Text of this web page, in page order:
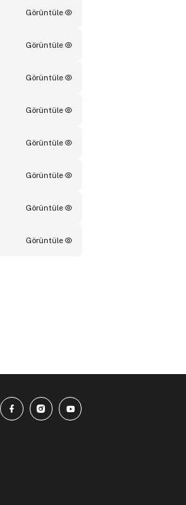
Görüntüle
Görüntüle
Görüntüle
Görüntüle
Görüntüle
Görüntüle
Görüntüle
Görüntüle